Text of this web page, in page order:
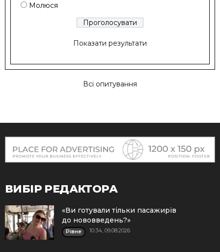
Молюся
Показати результати
Всі опитування
ВИБІР РЕДАКТОРА
«Ви готували тільки пасажирів
до нововведень?»
Рівне 10:34, 09.08.2026